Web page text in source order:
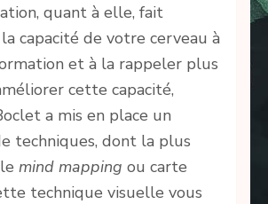
quant à elle, fait
capacité de votre cerveau à
et à la rappeler plus
cette capacité,
a mis en place un
techniques, dont la plus
mind mapping ou carte
technique visuelle vous